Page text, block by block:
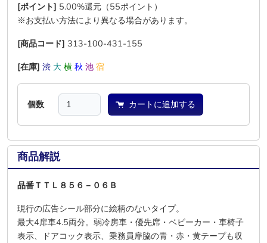
[ポイント] 5.00%還元（55ポイント）
※お支払い方法により異なる場合があります。
[商品コード] 313-100-431-155
[在庫] 渋 大 横 秋 池 宿
個数 カートに追加する
商品解説
品番ＴＴＬ８５６－０６Ｂ
現行の広告シール部分に絵柄のないタイプ。
最大4扉車4.5両分。弱冷房車・優先席・ベビーカー・車椅子
表示、ドアコック表示、乗務員扉脇の青・赤・黄テープも収